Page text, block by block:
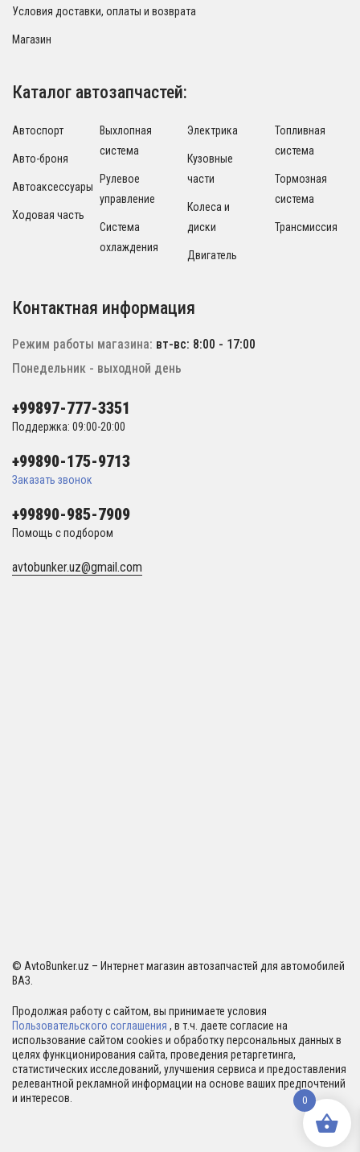
Условия доставки, оплаты и возврата
Магазин
Каталог автозапчастей:
Автоспорт
Авто-броня
Автоаксессуары
Ходовая часть
Выхлопная
система
Рулевое
управление
Система
охлаждения
Электрика
Кузовные
части
Колеса и
диски
Двигатель
Топливная
система
Тормозная
система
Трансмиссия
Контактная информация
Режим работы магазина: вт-вс: 8:00 - 17:00
Понедельник - выходной день
+99897-777-3351
Поддержка: 09:00-20:00
+99890-175-9713
Заказать звонок
+99890-985-7909
Помощь с подбором
avtobunker.uz@gmail.com
© AvtoBunker.uz – Интернет магазин автозапчастей для автомобилей
ВАЗ.
Продолжая работу с сайтом, вы принимаете условия
Пользовательского соглашения , в т.ч. даете согласие на
использование сайтом cookies и обработку персональных данных в
целях функционирования сайта, проведения ретаргетинга,
статистических исследований, улучшения сервиса и предоставления
релевантной рекламной информации на основе ваших предпочтений
и интересов.
0